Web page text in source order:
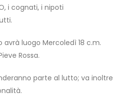
i cognati, i nipoti
avrà luogo Mercoledì 18 c.m.
Rossa.
parte al lutto; va inoltre